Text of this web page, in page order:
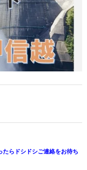
らドシドシご連絡をお待ち